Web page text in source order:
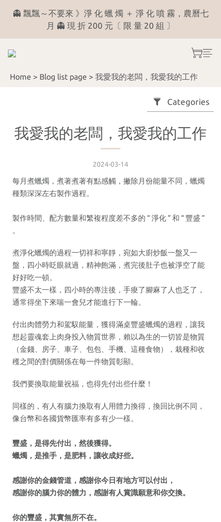
╲ 看 菩 薩 說 捌 月╱ 月份運勢占卜 《 解答區 》
7
5
2
2
1
0
3
2
1
2
1
0
3
2
1
5
4
3
0
👻 飄飄～不要來 》淨 化 蠟 燭 ＋ 淨 化 噴 霧，農曆七
月 👻 現 折 200 元〔 限 量 20 組 〕
╲ 看 菩 薩 說 捌 月╱ 月份運勢占卜 《 解答區 》
Home > Blog list page > 我愛我的老闆，我愛我的工作
Categories
我愛我的老闆，我愛我的工作
2024-03-14
每月煮蠟燭，煮著煮著有點感觸，撇除月份能量不同，蠟燭
種類深深左右製作過程。
製作時間、配方數量和繁複程度差不多的 “ 淨化 ” 和 “ 豐盛 ”
。
煮淨化蠟燭的過程一切祥和寧靜，宛如大廚炒飯一盤又一
盤，四小時眨眼就過，精神飽滿，煮完後肚子也被淨空了能
好好吃一頓。
豐盛不太一樣，四小時的專注後，手痠了腳麻了人也乏了，
通常得坐下來喘一會兒才能進行下一輪。
付出肉體勞力和駕馭能量，獲得滿桌豐盛蠟燭的過程，讓我
想起靈魂套上肉身投入物質世界，賴以為生的一切皆是物質
（金錢、房子、車子、包包、手機、這種食物），栽種和收
穫之間的對價關係在每一件物質彰顯。
我們要換取能量祝福，也得先付出些什麼！
同樣的，有人有腦力換取有人用體力換得，換回比例不同，
像台幣和各國貨幣匯率有多有少一樣。
豐盛，是得先付出，然後獲得。
蠟燭，是推手，是肥料，讓收成好些。
感謝你的金錢管道，感謝你今日有地方可以付出，
感謝你的腦力你的體力，感謝有人賞識願意和你交換。
你的豐盛，其實無所不在。